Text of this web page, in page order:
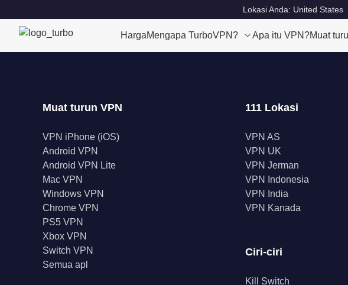
Lokasi Anda: United States
HargaMengapa TurboVPN? Apa itu VPN?Muat
Muat turun VPN
VPN iPhone (iOS)
Android VPN
Android VPN Lite
Mac VPN
Windows VPN
Chrome VPN
PS5 VPN
Xbox VPN
Switch VPN
Semua apl
111 Lokasi
VPN AS
VPN UK
VPN Jerman
VPN Indonesia
VPN India
VPN Kanada
Ciri-ciri
Kill Switch